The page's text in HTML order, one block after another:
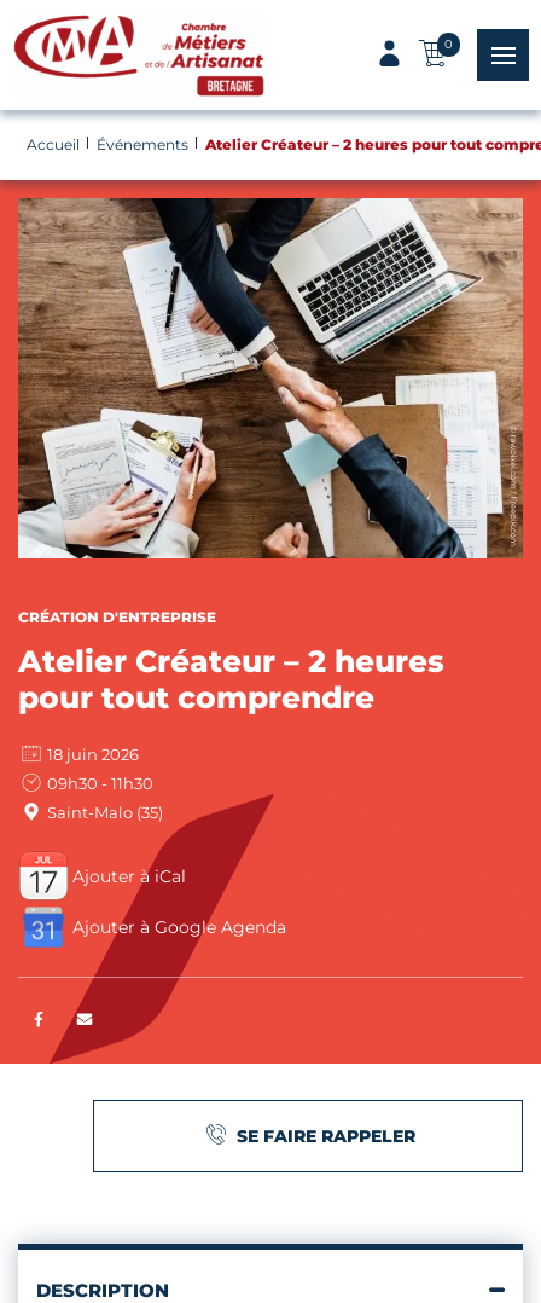
Panneau de gestion des cookies
0
menu
Accueil Événements Atelier Créateur – 2 heures pour tout
CATÉGORIES :
CRÉATION D'ENTREPRISE
Atelier Créateur – 2 heures
pour tout comprendre
18 juin 2026
09h30 - 11h30
Saint-Malo (35)
Ajouter à iCal
Ajouter à Google Agenda
Partager sur Facebook
ENVOYER PAR E-MAIL
SE FAIRE RAPPELER
DESCRIPTION